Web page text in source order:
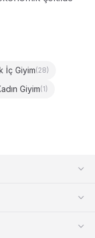
İç Giyim(28)
Giyim(1)